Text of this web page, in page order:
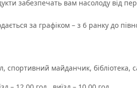
забезпечать вам насолоду від
за графіком – з 6 ранку до
майданчик, бібліотека,